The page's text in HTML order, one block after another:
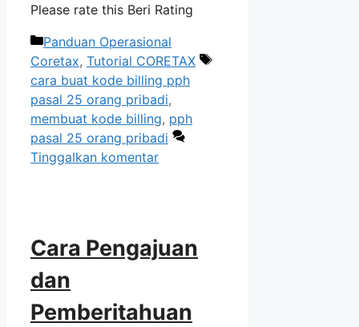
Please rate this Beri Rating
Kategori
Panduan Operasional
Coretax, Tutorial CORETAX
Tag
cara buat kode billing pph
pasal 25 orang pribadi,
membuat kode billing, pph
pasal 25 orang pribadi
Tinggalkan komentar
Cara Pengajuan
dan
Pemberitahuan